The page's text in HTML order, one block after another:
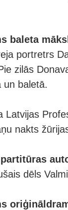
baleta
portretrs
zilās
un baletā.
Latvijas
nakts
dēls